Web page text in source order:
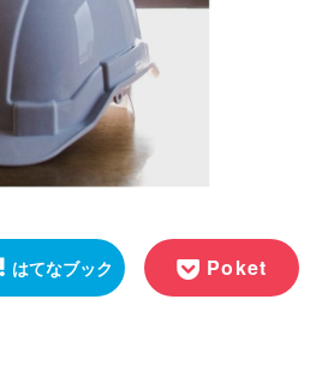
はてなブック Poket